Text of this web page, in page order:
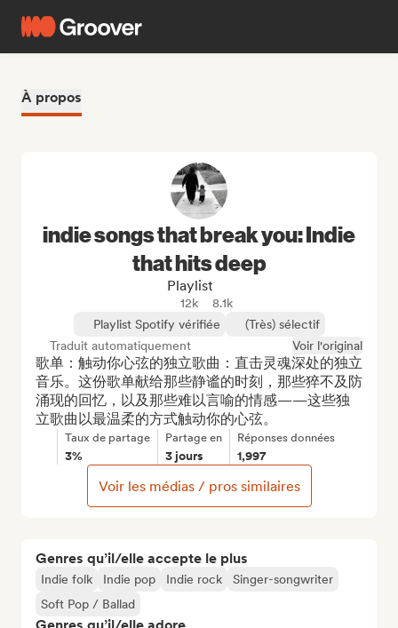
À propos
Genres qu’il/elle accepte le plus
Indie folk Indie pop Indie rock
Singer-songwriter
Soft Pop / Ballad
indie songs that break you: Indie
that hits deep
Playlist
12k
8.1k
Playlist Spotify vérifiée
(Très) sélectif
Traduit automatiquement
Voir l'original
歌单：触动你心弦的独立歌曲：直击灵魂深处的独立
音乐。这份歌单献给那些静谧的时刻，那些猝不及防
涌现的回忆，以及那些难以言喻的情感——这些独
立歌曲以最温柔的方式触动你的心弦。
Taux de partage
3%
Partage en
3 jours
Réponses données
1,997
Voir les médias / pros similaires